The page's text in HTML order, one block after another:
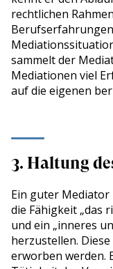
rechtlichen
sammelt der
Mediationen viel
auf die eigenen
3. Haltung
Ein guter
die Fähigkeit „das
und ein „inneres
herzustellen.
erworben werden.